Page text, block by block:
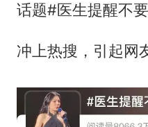
话题#医生提醒不
冲上热搜，引起网